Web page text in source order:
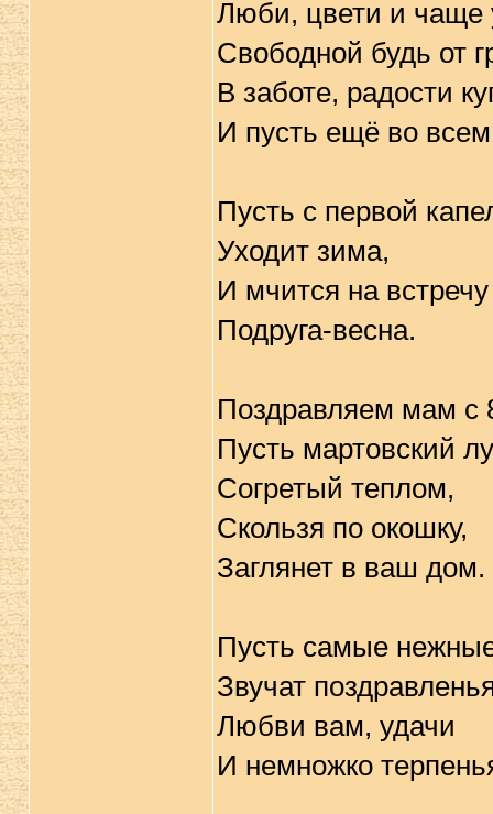
Люби, цвети и чаще
Свободной будь от
В заботе, радости
И пусть ещё во всем
Пусть с первой
Уходит зима,
И мчится на встречу
Подруга-весна.
Поздравляем мам с
Пусть мартовский
Согретый теплом,
Скользя по окошку,
Заглянет в ваш дом.
Пусть самые
Звучат
Любви вам, удачи
И немножко